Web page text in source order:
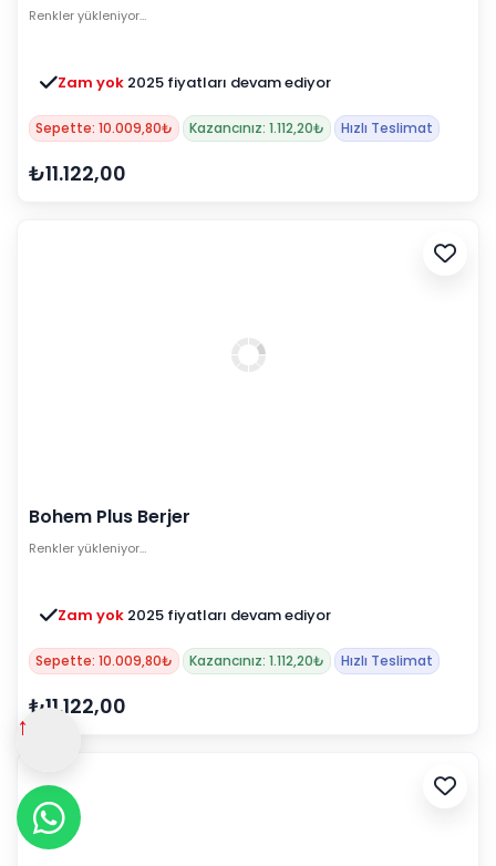
Renkler yükleniyor…
Zam yok 2025 fiyatları devam ediyor
Sepette: 10.009,80₺ Kazancınız: 1.112,20₺ Hızlı Teslimat
₺11.122,00
Bohem Plus Berjer
Renkler yükleniyor…
Zam yok 2025 fiyatları devam ediyor
Sepette: 10.009,80₺ Kazancınız: 1.112,20₺ Hızlı Teslimat
₺11.122,00
↑